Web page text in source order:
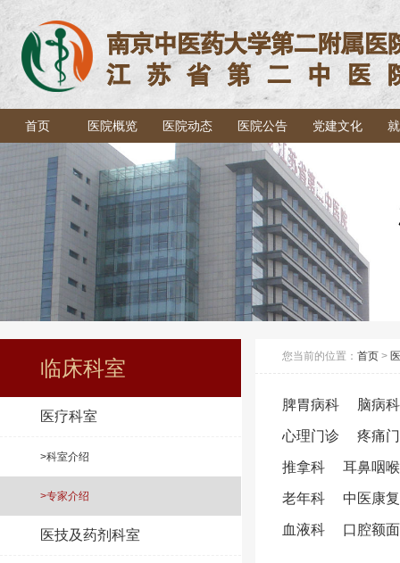
首页 医院概览 医院动态 医院公告 党建文化
临床科室
医疗科室
>科室介绍
>专家介绍
医技及药剂科室
您当前的位置： 首页 >
脾胃病科 脑病科
心理门诊 疼痛
推拿科 耳鼻咽
老年科 中医康
血液科 口腔额